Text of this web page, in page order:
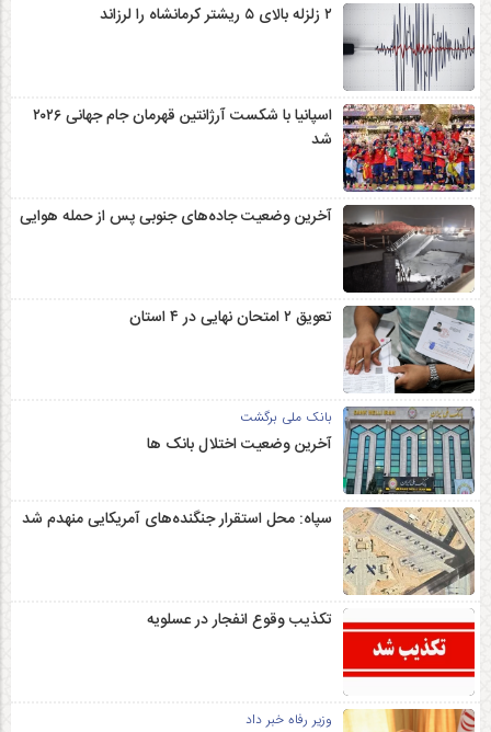
۲ زلزله‌ بالای ۵ ریشتر کرمانشاه را لرزاند
اسپانیا با شکست آرژانتین قهرمان جام جهانی ۲۰۲۶
شد
آخرین وضعیت جاده‌های جنوبی پس از حمله هوایی
تعویق ۲ امتحان نهایی در ۴ استان
بانک ملی برگشت
آخرین وضعیت اختلال بانک ها
سپاه: محل استقرار جنگنده‌های آمریکایی منهدم شد
تکذیب وقوع انفجار در عسلویه
وزیر رفاه خبر داد